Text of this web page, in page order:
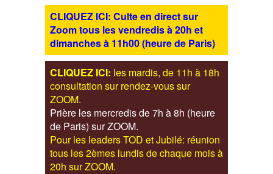
CLIQUEZ ICI: Culte en direct sur
Zoom tous les vendredis à 20h et
dimanches à 11h00 (heure de Paris)
CLIQUEZ ICI: les mardis, de 11h à 18h
consultation sur rendez-vous sur
ZOOM.
Prière les mercredis de 7h à 8h (heure
de Paris) sur ZOOM.
Pour les leaders TOD et Jubilé: réunion
tous les 2èmes lundis de chaque mois à
20h sur ZOOM.